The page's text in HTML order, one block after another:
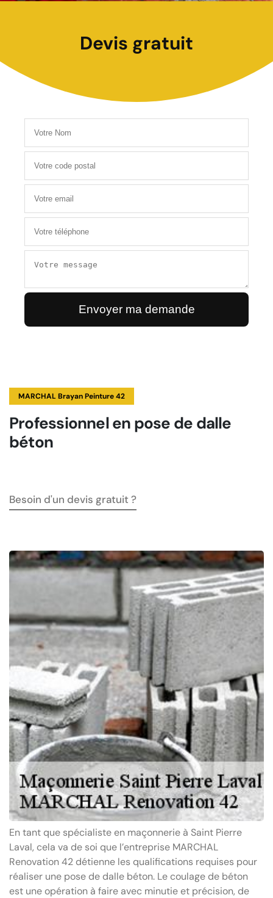
Devis gratuit
MARCHAL Brayan Peinture 42
Professionnel en pose de dalle
béton
Besoin d'un devis gratuit ?
En tant que spécialiste en maçonnerie à Saint Pierre
Laval, cela va de soi que l’entreprise MARCHAL
Renovation 42 détienne les qualifications requises pour
réaliser une pose de dalle béton. Le coulage de béton
est une opération à faire avec minutie et précision, de